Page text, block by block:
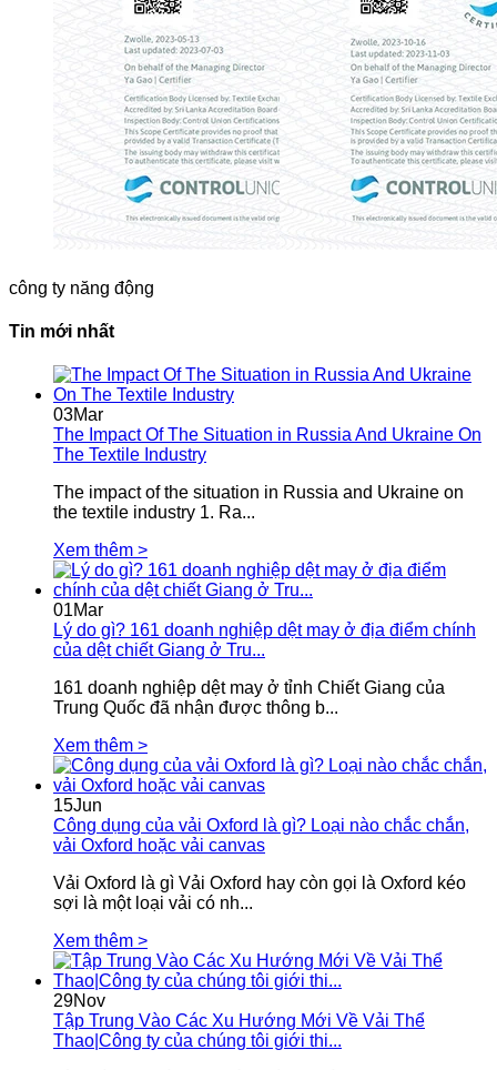
công ty năng động
Tin mới nhất
03Mar
The Impact Of The Situation in Russia And Ukraine On
The Textile Industry
The impact of the situation in Russia and Ukraine on
the textile industry 1. Ra...
Xem thêm >
01Mar
Lý do gì? 161 doanh nghiệp dệt may ở địa điểm chính
của dệt chiết Giang ở Tru...
161 doanh nghiệp dệt may ở tỉnh Chiết Giang của
Trung Quốc đã nhận được thông b...
Xem thêm >
15Jun
Công dụng của vải Oxford là gì? Loại nào chắc chắn,
vải Oxford hoặc vải canvas
Vải Oxford là gì Vải Oxford hay còn gọi là Oxford kéo
sợi là một loại vải có nh...
Xem thêm >
29Nov
Tập Trung Vào Các Xu Hướng Mới Về Vải Thể
Thao|Công ty của chúng tôi giới thi...